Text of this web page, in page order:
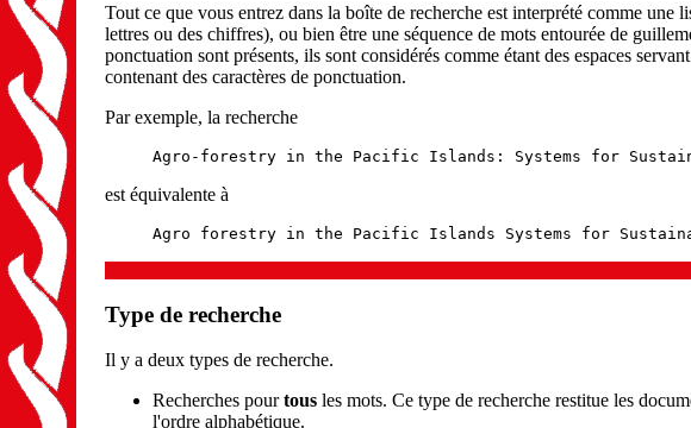
Tout ce que vous entrez dans la boîte de recherche est interprété comme
lettres ou des chiffres), ou bien être une séquence de mots entourée de
ponctuation sont présents, ils sont considérés comme étant des espaces
contenant des caractères de ponctuation.
Par exemple, la recherche
Agro-forestry in the Pacific Islands: Systems for
est équivalente à
Agro forestry in the Pacific Islands Systems for
Type de recherche
Il y a deux types de recherche.
Recherches pourtous les mots. Ce type de recherche restitue les
l'ordre alphabétique.